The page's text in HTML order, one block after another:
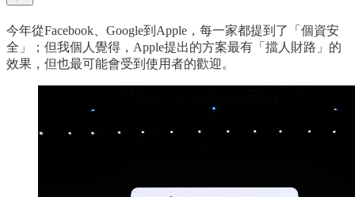
今年從Facebook、Google到Apple，每一家都提到了「個資安
全」；但我個人覺得，Apple提出的方案最有「擋人財路」的
效果，但也最可能會受到使用者的歡迎。